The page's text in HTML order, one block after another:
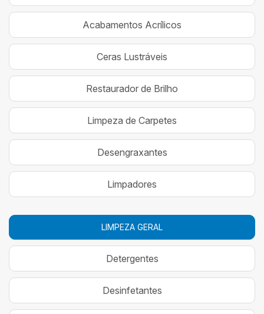
Acabamentos Acrílicos
Ceras Lustráveis
Restaurador de Brilho
Limpeza de Carpetes
Desengraxantes
Limpadores
LIMPEZA GERAL
Detergentes
Desinfetantes